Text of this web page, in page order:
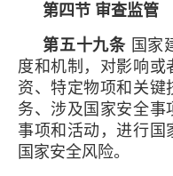
第四节 审查监管
第五十九条 国家
度和机制，对影响或
资、特定物项和关键
务、涉及国家安全事
事项和活动，进行国
国家安全风险。